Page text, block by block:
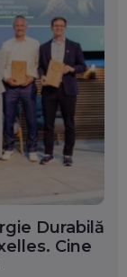
Durabilă
Cine